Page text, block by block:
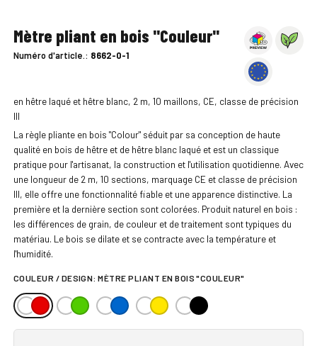
Mètre pliant en bois "Couleur"
Numéro d'article.: 8662-0-1
en hêtre laqué et hêtre blanc, 2 m, 10 maillons, CE, classe de précision
III
La règle pliante en bois "Colour" séduit par sa conception de haute
qualité en bois de hêtre et de hêtre blanc laqué et est un classique
pratique pour l'artisanat, la construction et l'utilisation quotidienne. Avec
une longueur de 2 m, 10 sections, marquage CE et classe de précision
III, elle offre une fonctionnalité fiable et une apparence distinctive. La
première et la dernière section sont colorées. Produit naturel en bois :
les différences de grain, de couleur et de traitement sont typiques du
matériau. Le bois se dilate et se contracte avec la température et
l'humidité.
COULEUR / DESIGN:MÈTRE PLIANT EN BOIS "COULEUR"